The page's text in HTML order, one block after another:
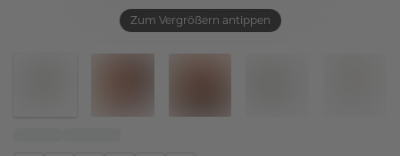
Zum Vergrößern antippen